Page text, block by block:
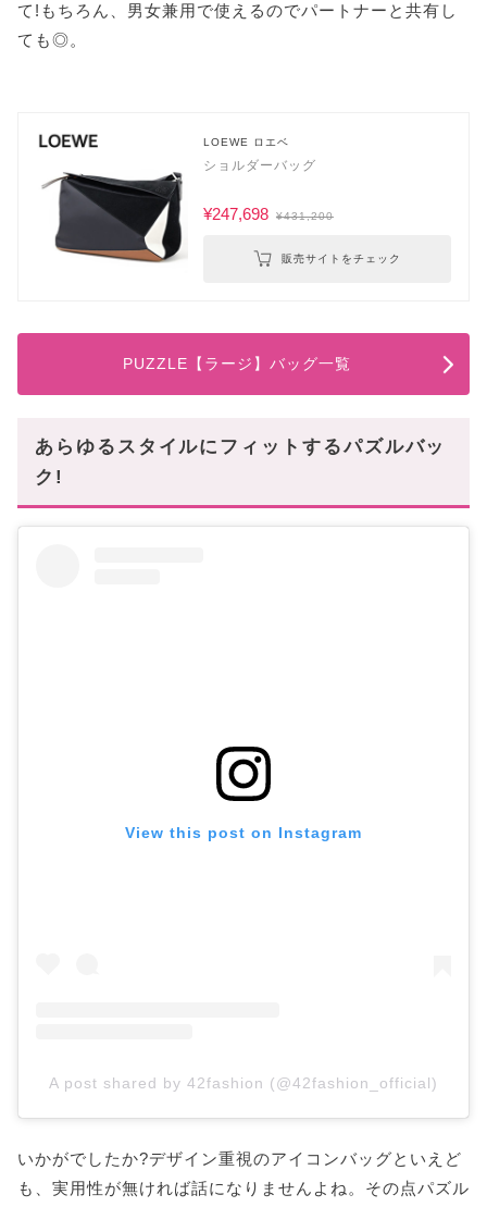
て!もちろん、男女兼用で使えるのでパートナーと共有し
ても◎。
LOEWE ロエベ
ショルダーバッグ
¥247,698 ¥431,200
販売サイトをチェック
PUZZLE【ラージ】バッグ一覧
あらゆるスタイルにフィットするパズルバッ
ク!
View this post on Instagram
A post shared by 42fashion (@42fashion_official)
いかがでしたか?デザイン重視のアイコンバッグといえど
も、実用性が無ければ話になりませんよね。その点パズル